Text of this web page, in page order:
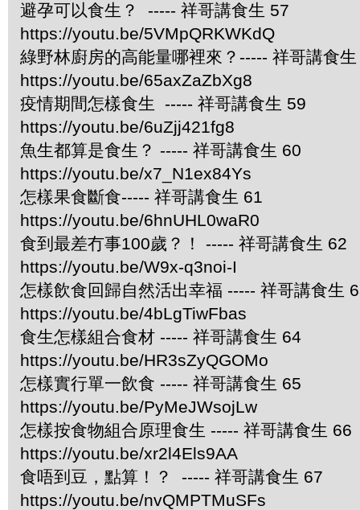
避孕可以食生？ ----- 祥哥講食生 57
https://youtu.be/5VMpQRKWKdQ
綠野林廚房的高能量哪裡來？----- 祥哥講食
https://youtu.be/65axZaZbXg8
疫情期間怎樣食生 ----- 祥哥講食生 59
https://youtu.be/6uZjj421fg8
魚生都算是食生？ ----- 祥哥講食生 60
https://youtu.be/x7_N1ex84Ys
怎樣果食斷食----- 祥哥講食生 61
https://youtu.be/6hnUHL0waR0
食到最差冇事100歲？！ ----- 祥哥講食生 62
https://youtu.be/W9x-q3noi-I
怎樣飲食回歸自然活出幸福 ----- 祥哥講食生
https://youtu.be/4bLgTiwFbas
食生怎樣組合食材 ----- 祥哥講食生 64
https://youtu.be/HR3sZyQGOMo
怎樣實行單一飲食 ----- 祥哥講食生 65
https://youtu.be/PyMeJWsojLw
怎樣按食物組合原理食生 ----- 祥哥講食生 66
https://youtu.be/xr2l4Els9AA
食唔到豆，點算！？ ----- 祥哥講食生 67
https://youtu.be/nvQMPTMuSFs